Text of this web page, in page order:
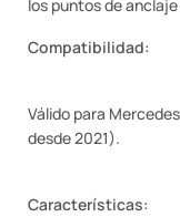
los puntos de
Compatibilidad:
Válido para
desde 2021).
Características: